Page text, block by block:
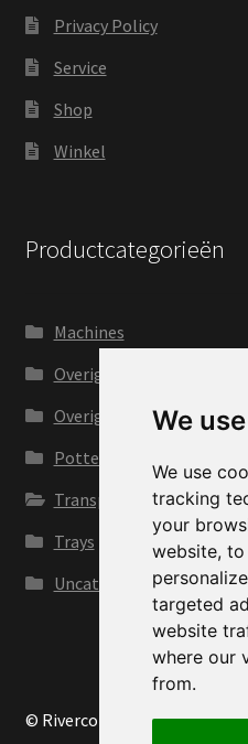
We
We use
tracking
your
website,
targeted
website
where our
from.
Privacy Policy
Service
Shop
Winkel
Productcategorieën
Machines
Overig
Overige
Potten
Transport en voertuigen
Trays
Uncategorized
© Riverco 2026